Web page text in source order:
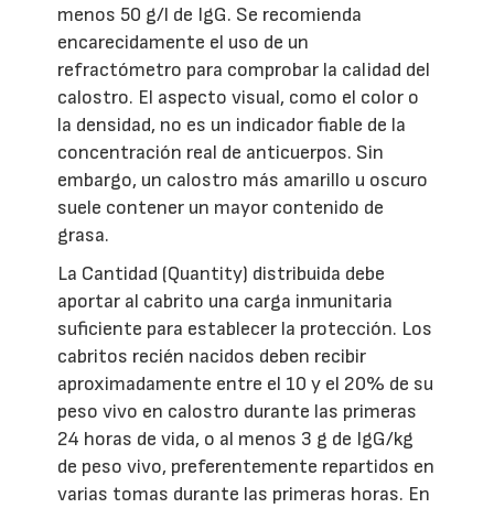
menos 50 g/l de IgG. Se recomienda
encarecidamente el uso de un
refractómetro para comprobar la calidad del
calostro. El aspecto visual, como el color o
la densidad, no es un indicador fiable de la
concentración real de anticuerpos. Sin
embargo, un calostro más amarillo u oscuro
suele contener un mayor contenido de
grasa.
La Cantidad (Quantity) distribuida debe
aportar al cabrito una carga inmunitaria
suficiente para establecer la protección. Los
cabritos recién nacidos deben recibir
aproximadamente entre el 10 y el 20% de su
peso vivo en calostro durante las primeras
24 horas de vida, o al menos 3 g de IgG/kg
de peso vivo, preferentemente repartidos en
varias tomas durante las primeras horas. En